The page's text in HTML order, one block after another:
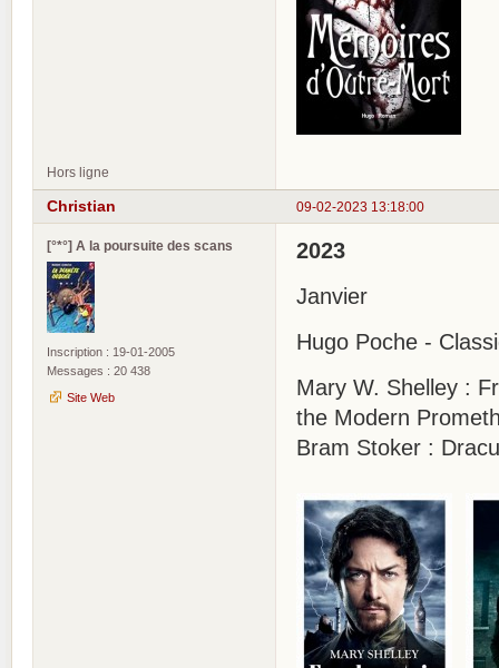
Hors ligne
09-02-2023 13:18:00
Christian
[°*°] A la poursuite des scans
Inscription : 19-01-2005
Messages : 20 438
Site Web
2023
Janvier
Hugo Poche -
Mary W. Shelley :
the Modern
Bram Stoker :